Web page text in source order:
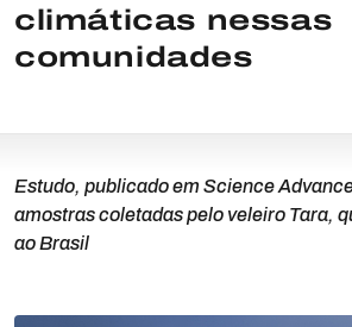
climáticas nessas
comunidades
Estudo, publicado em Science
amostras coletadas pelo veleiro Tara,
ao Brasil